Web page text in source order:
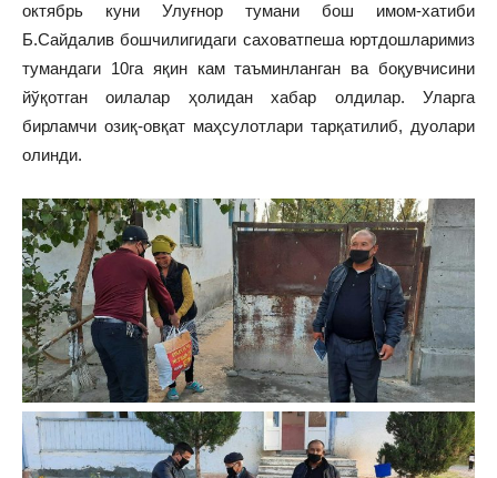
октябрь куни Улуғнор тумани бош имом-хатиби
Б.Сайдалив бошчилигидаги саховатпеша юртдошларимиз
тумандаги 10га яқин кам таъминланган ва боқувчисини
йўқотган оилалар ҳолидан хабар олдилар. Уларга
бирламчи озиқ-овқат маҳсулотлари тарқатилиб, дуолари
олинди.